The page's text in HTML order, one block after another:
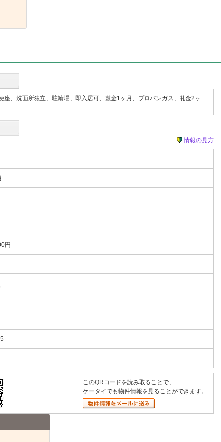
、洗面所独立、駐輪場、即入居可、敷金1ヶ月、プロパンガス、礼金2ヶ
情報の見方
円
このQRコードを読み取ることで、
ケータイでも物件情報を見ることができます。